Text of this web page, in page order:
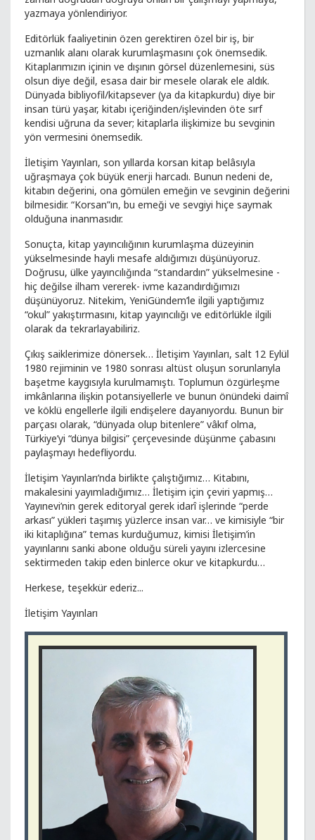
yazmaya yönlendiriyor.
Editörlük faaliyetinin özen gerektiren özel bir iş, bir
uzmanlık alanı olarak kurumlaşmasını çok önemsedik.
Kitaplarımızın içinin ve dışının görsel düzenlemesini, süs
olsun diye değil, esasa dair bir mesele olarak ele aldık.
Dünyada bibliyofil/kitapsever (ya da kitapkurdu) diye bir
insan türü yaşar, kitabı içeriğinden/işlevinden öte sırf
kendisi uğruna da sever; kitaplarla ilişkimize bu sevginin
yön vermesini önemsedik.
İletişim Yayınları, son yıllarda korsan kitap belâsıyla
uğraşmaya çok büyük enerji harcadı. Bunun nedeni de,
kitabın değerini, ona gömülen emeğin ve sevginin değerini
bilmesidir. “Korsan”ın, bu emeği ve sevgiyi hiçe saymak
olduğuna inanmasıdır.
Sonuçta, kitap yayıncılığının kurumlaşma düzeyinin
yükselmesinde hayli mesafe aldığımızı düşünüyoruz.
Doğrusu, ülke yayıncılığında “standardın” yükselmesine -
hiç değilse ilham vererek- ivme kazandırdığımızı
düşünüyoruz. Nitekim, YeniGündem’le ilgili yaptığımız
“okul” yakıştırmasını, kitap yayıncılığı ve editörlükle ilgili
olarak da tekrarlayabiliriz.
Çıkış saiklerimize dönersek… İletişim Yayınları, salt 12 Eylül
1980 rejiminin ve 1980 sonrası altüst oluşun sorunlarıyla
başetme kaygısıyla kurulmamıştı. Toplumun özgürleşme
imkânlarına ilişkin potansiyellerle ve bunun önündeki daimî
ve köklü engellerle ilgili endişelere dayanıyordu. Bunun bir
parçası olarak, “dünyada olup bitenlere” vâkıf olma,
Türkiye’yi “dünya bilgisi” çerçevesinde düşünme çabasını
paylaşmayı hedefliyordu.
İletişim Yayınları’nda birlikte çalıştığımız… Kitabını,
makalesini yayımladığımız… İletişim için çeviri yapmış…
Yayınevi’nin gerek editoryal gerek idarî işlerinde “perde
arkası” yükleri taşımış yüzlerce insan var… ve kimisiyle “bir
iki kitaplığına” temas kurduğumuz, kimisi İletişim’in
yayınlarını sanki abone olduğu süreli yayını izlercesine
sektirmeden takip eden binlerce okur ve kitapkurdu…
Herkese, teşekkür ederiz...
İletişim Yayınları